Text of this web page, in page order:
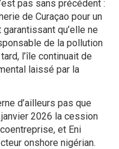
pas sans précédent :
de Curaçao pour un
qu’elle ne
de la pollution
l’île continuait de
laissé par la
d’ailleurs pas que
2026 la cession
et Eni
onshore nigérian.